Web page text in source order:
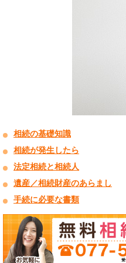
相続の基礎知識
相続が発生したら
法定相続と相続人
遺産／相続財産のあらまし
手続に必要な書類